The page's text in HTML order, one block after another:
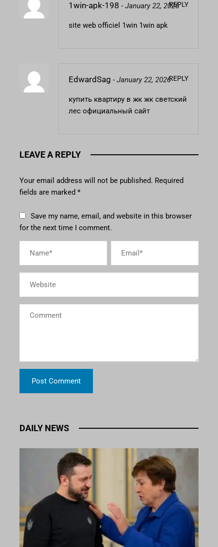
1win-apk-198 - January 22, 2026REPLY
site web officiel 1win 1win apk
EdwardSag - January 22, 2026REPLY
купить квартиру в жк жк светский
лес официальный сайт
LEAVE A REPLY
Your email address will not be published. Required
fields are marked *
Save my name, email, and website in this browser
for the next time I comment.
DAILY NEWS